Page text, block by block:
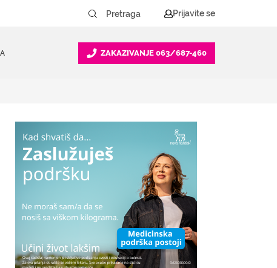
Prijavite se
ZAKAZIVANJE 063/687-460